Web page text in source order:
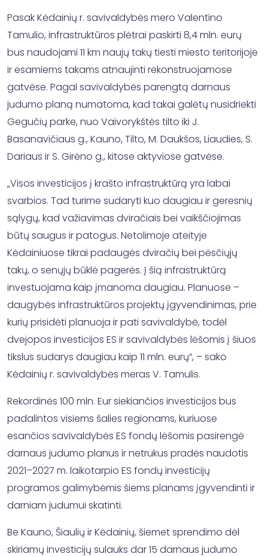
Pasak Kėdainių r. savivaldybės mero Valentino
Tamulio, infrastruktūros plėtrai paskirti 8,4 mln. eurų
bus naudojami 11 km naujų takų tiesti miesto teritorijoje
ir esamiems takams atnaujinti rekonstruojamose
gatvėse. Pagal savivaldybės parengtą darnaus
judumo planą numatoma, kad takai galėtų nusidriekti
Gegučių parke, nuo Vaivorykštės tilto iki J.
Basanavičiaus g., Kauno, Tilto, M. Daukšos, Liaudies, S.
Dariaus ir S. Girėno g., kitose aktyviose gatvėse.
„Visos investicijos į krašto infrastruktūrą yra labai
svarbios. Tad turime sudaryti kuo daugiau ir geresnių
sąlygų, kad važiavimas dviračiais bei vaikščiojimas
būtų saugus ir patogus. Netolimoje ateityje
Kėdainiuose tikrai padaugės dviračių bei pėsčiųjų
takų, o senųjų būklė pagerės. Į šią infrastruktūrą
investuojama kaip įmanoma daugiau. Planuose –
daugybės infrastruktūros projektų įgyvendinimas, prie
kurių prisidėti planuoja ir pati savivaldybė, todėl
dvejopos investicijos ES ir savivaldybės lėšomis į šiuos
tikslus sudarys daugiau kaip 11 mln. eurų“, – sako
Kėdainių r. savivaldybės meras V. Tamulis.
Rekordinės 100 mln. Eur siekiančios investicijos bus
padalintos visiems šalies regionams, kuriuose
esančios savivaldybės ES fondų lėšomis pasirengė
darnaus judumo planus ir netrukus pradės naudotis
2021–2027 m. laikotarpio ES fondų investicijų
programos galimybėmis šiems planams įgyvendinti ir
darniam judumui skatinti.
Be Kauno, Šiaulių ir Kėdainių, šiemet sprendimo dėl
skiriamų investicijų sulauks dar 15 darnaus judumo